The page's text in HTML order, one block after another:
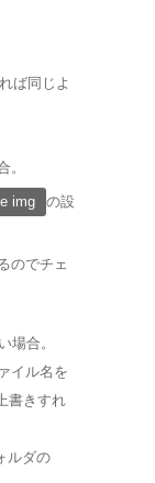
ば同じよ
。
img の設
のでチェ
場合。
イル名を
書きすれ
ルダの